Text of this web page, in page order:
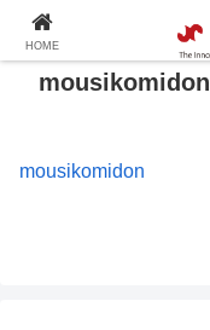
mousikomidon
mousikomidon
HOME